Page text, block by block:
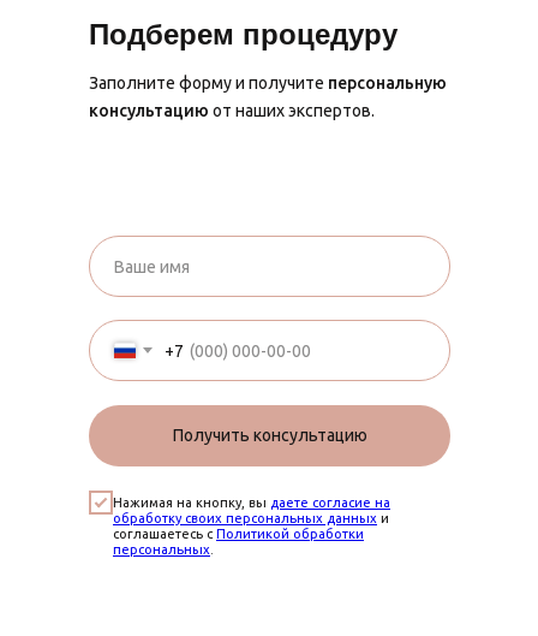
Подберем процедуру
Заполните форму и получите персональную
консультацию от наших экспертов.
+7
Нажимая на кнопку, вы даете согласие на
обработку своих персональных данных и
соглашаетесь с Политикой обработки
персональных
Получить консультацию